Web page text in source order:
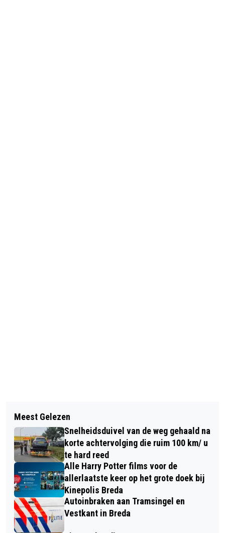
ZERO WASTE FESTIVAL BREDA MET
THEMA ‘GEEF HET DOOR’
STEUN VOOR ZWAARBELASTE
MANTELZORGERS RELEVANTER DAN
OOIT
Meest Gelezen
Snelheidsduivel van de weg gehaald na
korte achtervolging die ruim 100 km/ u
te hard reed
Alle Harry Potter films voor de
allerlaatste keer op het grote doek bij
Kinepolis Breda
Autoinbraken aan Tramsingel en
Vestkant in Breda